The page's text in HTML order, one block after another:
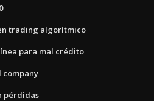
trading algorítmico
para mal crédito
company
pérdidas